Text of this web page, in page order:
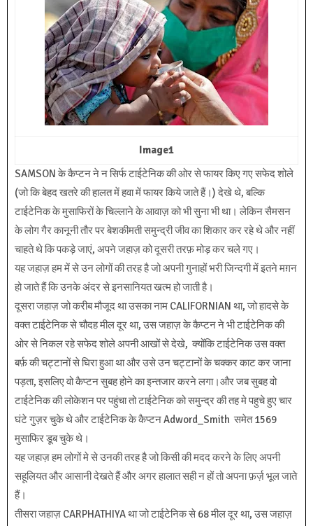
Image1
SAMSON के कैप्टन ने न सिर्फ टाईटेनिक की ओर से फायर किए गए सफेद शोले
(जो कि बेहद खतरे की हालत में हवा में फायर किये जाते हैं।) देखे थे, बल्कि
टाईटेनिक के मुसाफिरों के चिल्लाने के आवाज़ को भी सुना भी था। लेकिन सैमसन
के लोग गैर कानूनी तौर पर बेशकीमती समुन्द्री जीव का शिकार कर रहे थे और नहीं
चाहते थे कि पकड़े जाएं, अपने जहाज़ को दूसरी तरफ़ मोड़ कर चले गए।
यह जहाज़ हम में से उन लोगों की तरह है जो अपनी गुनाहों भरी जिन्दगी में इतने मग़न
हो जाते हैं कि उनके अंदर से इनसानियत खत्म हो जाती है।
दूसरा जहाज़ जो करीब मौजूद था उसका नाम CALIFORNIAN था, जो हादसे के
वक्त टाईटेनिक से चौदह मील दूर था, उस जहाज़ के कैप्टन ने भी टाईटेनिक की
ओर से निकल रहे सफेद शोले अपनी आखों से देखे, क्योंकि टाईटेनिक उस वक्त
बर्फ़ की चट्टानों से घिरा हुआ था और उसे उन चट्टानों के चक्कर काट कर जाना
पड़ता, इसलिए वो कैप्टन सुबह होने का इन्तजार करने लगा।और जब सुबह वो
टाईटेनिक की लोकेशन पर पहुंचा तो टाईटेनिक को समुन्द्र की तह मे पहुचे हुए चार
घंटे गुज़र चुके थे और टाईटेनिक के कैप्टन Adword_Smith समेत 1569
मुसाफिर डूब चुके थे।
यह जहाज़ हम लोगों मे से उनकी तरह है जो किसी की मदद करने के लिए अपनी
सहूलियत और आसानी देखते हैं और अगर हालात सही न हों तो अपना फ़र्ज़ भूल जाते
हैं।
तीसरा जहाज़ CARPHATHIYA था जो टाईटेनिक से 68 मील दूर था, उस जहाज़